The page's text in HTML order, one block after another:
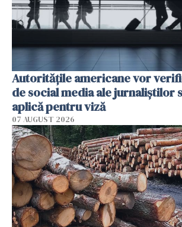
Autorităţile americane vor
de social media ale jurnaliştilor
aplică pentru viză
07 AUGUST 2026